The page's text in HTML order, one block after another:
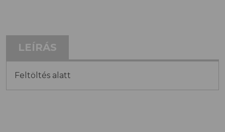
LEÍRÁS
Feltöltés alatt